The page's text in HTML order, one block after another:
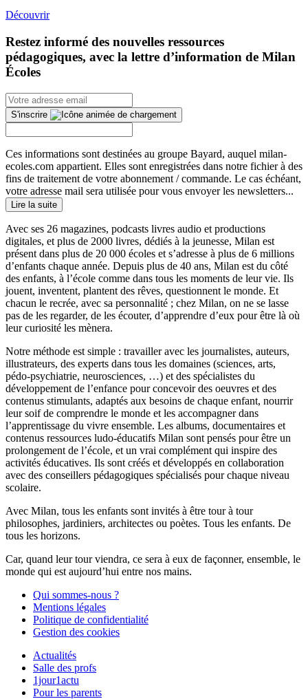
Découvrir
Restez informé des nouvelles ressources
pédagogiques, avec la lettre d’information de Milan
Écoles
S'inscrire
Ces informations sont destinées au groupe Bayard, auquel milan-
ecoles.com appartient. Elles sont enregistrées dans notre fichier à des
fins de traitement de votre abonnement / commande. Le cas échéant,
votre adresse mail sera utilisée pour vous envoyer les newsletters...
Lire la suite
Avec ses 26 magazines, podcasts livres audio et productions
digitales, et plus de 2000 livres, dédiés à la jeunesse, Milan est
présent dans plus de 20 000 écoles et s’adresse à plus de 6 millions
d’enfants chaque année. Depuis plus de 40 ans, Milan est du côté
des enfants, à l’école comme dans tous les moments de leur vie. Ils
jouent, inventent, plantent des rêves, questionnent le monde. Et
chacun le recrée, avec sa personnalité ; chez Milan, on ne se lasse
pas de les regarder, de les écouter, d’apprendre d’eux pour être là où
leur curiosité les mènera.
Notre méthode est simple : travailler avec les journalistes, auteurs,
illustrateurs, des experts dans tous les domaines (sciences, arts,
pédo-psychiatrie, neurosciences, …) et des spécialistes du
développement de l’enfance pour concevoir des oeuvres et des
contenus stimulants, adaptés aux besoins de chaque enfant, nourrir
leur soif de comprendre le monde et les accompagner dans
l’apprentissage du vivre ensemble. Les albums, documentaires et
contenus ressources ludo-éducatifs Milan sont pensés pour être un
prolongement de l’école, et un vrai complément qui inspire des
activités éducatives. Ils sont créés et développés en collaboration
avec des conseillers pédagogiques spécialisés pour chaque niveau
scolaire.
Avec Milan, tous les enfants sont invités à être tour à tour
philosophes, jardiniers, architectes ou poètes. Tous les enfants. De
tous les horizons.
Car, quand leur tour viendra, ce sera à eux de façonner, ensemble, le
monde qui est aujourd’hui entre nos mains.
Qui sommes-nous ?
Mentions légales
Politique de confidentialité
Gestion des cookies
Actualités
Salle des profs
1jour1actu
Pour les parents